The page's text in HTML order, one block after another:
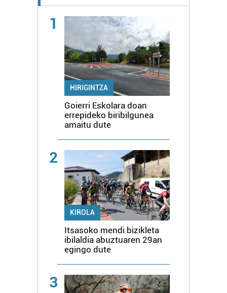
1
HIRIGINTZA
Goierri Eskolara doan
errepideko biribilgunea
amaitu dute
2
KIROLA
Itsasoko mendi bizikleta
ibilaldia abuztuaren 29an
egingo dute
3